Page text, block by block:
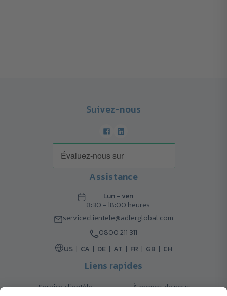
Suivez-nous
Assistance
Lun - ven
8:30 - 18:00 heures
serviceclientele@adlerglobal.com
0800 211 311
US
CA DE AT FR GB CH
Liens rapides
Service clientèle À propos de nous